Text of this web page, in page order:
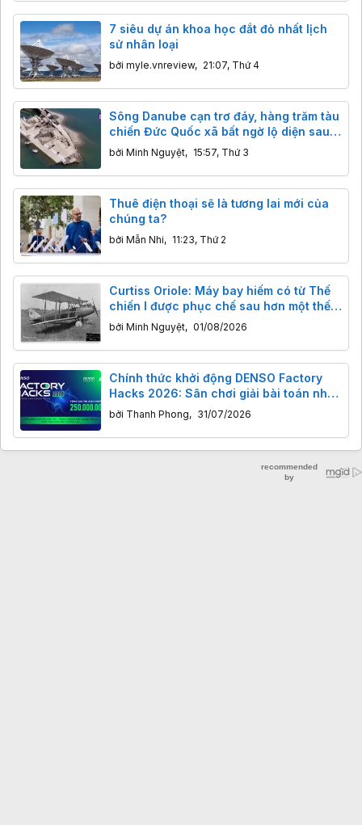
7 siêu dự án khoa học đắt đỏ nhất lịch
sử nhân loại
bởi myle.vnreview, 21:07, Thứ 4
Sông Danube cạn trơ đáy, hàng trăm tàu
chiến Đức Quốc xã bất ngờ lộ diện sau
80 năm
bởi Minh Nguyệt, 15:57, Thứ 3
Thuê điện thoại sẽ là tương lai mới của
chúng ta?
bởi Mẫn Nhi, 11:23, Thứ 2
Curtiss Oriole: Máy bay hiếm có từ Thế
chiến I được phục chế sau hơn một thế
kỷ
bởi Minh Nguyệt, 01/08/2026
Chính thức khởi động DENSO Factory
Hacks 2026: Sân chơi giải bài toán nhà
máy thông minh cho giới trẻ Việt
bởi Thanh Phong, 31/07/2026